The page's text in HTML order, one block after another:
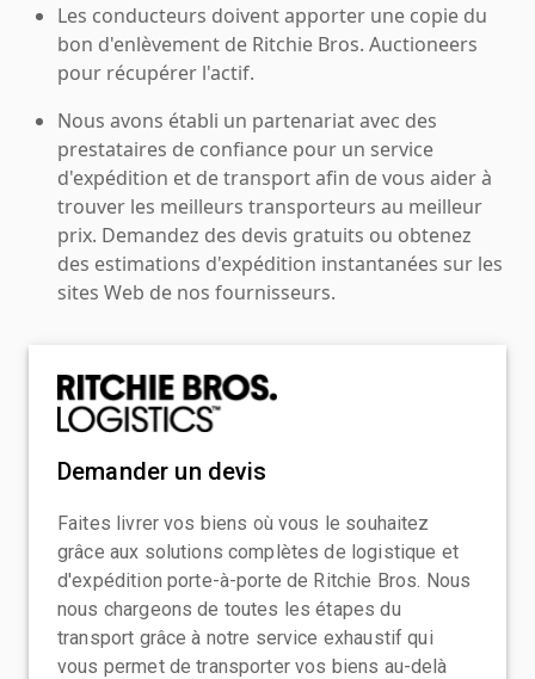
Les conducteurs doivent apporter une copie du
bon d'enlèvement de Ritchie Bros. Auctioneers
pour récupérer l'actif.
Nous avons établi un partenariat avec des
prestataires de confiance pour un service
d'expédition et de transport afin de vous aider à
trouver les meilleurs transporteurs au meilleur
prix. Demandez des devis gratuits ou obtenez
des estimations d'expédition instantanées sur les
sites Web de nos fournisseurs.
Demander un devis
Faites livrer vos biens où vous le souhaitez
grâce aux solutions complètes de logistique et
d'expédition porte-à-porte de Ritchie Bros. Nous
nous chargeons de toutes les étapes du
transport grâce à notre service exhaustif qui
vous permet de transporter vos biens au-delà